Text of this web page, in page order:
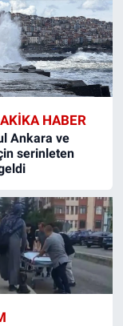
HABER
Ankara ve
serinleten